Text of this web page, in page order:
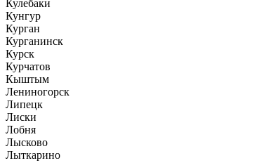
Кулебаки
Кунгур
Курган
Курганинск
Курск
Курчатов
Кыштым
Лениногорск
Липецк
Лиски
Лобня
Лысково
Лыткарино